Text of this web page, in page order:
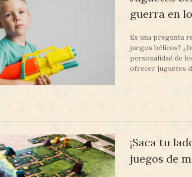
guerra en
Es una pregunta
juegos bélicos?
personalidad de
ofrecer juguetes
¡Saca tu
juegos de